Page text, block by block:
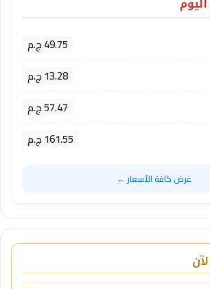
49.75 ج.م
13.28 ج.م
57.47 ج.م
161.55 ج.م
عرض كافة الأسعار ←